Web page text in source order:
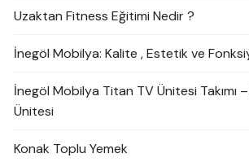
Uzaktan Fitness Eğitimi Nedir ?
İnegöl Mobilya: Kalite , Estetik ve
İnegöl Mobilya Titan TV Ünitesi Takımı
Ünitesi
Konak Toplu Yemek